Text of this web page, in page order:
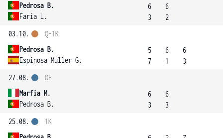
Pedrosa B.
Faria L.
6
3
6
2
03.10.
Pedrosa B.
Espinosa Muller G.
Q-1K
5
7
6
1
6
3
27.08.
Marfia M.
Pedrosa B.
OF
6
3
6
3
25.08.
1K